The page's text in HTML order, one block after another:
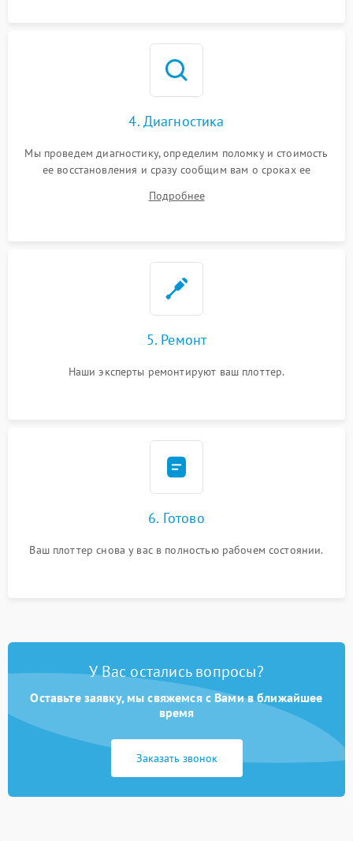
4. Диагностика
Мы проведем диагностику, определим поломку и стоимость
ее восстановления и сразу сообщим вам о сроках ее
Подробнее
5. Ремонт
Наши эксперты ремонтируют ваш плоттер.
6. Готово
Ваш плоттер снова у вас в полностью рабочем состоянии.
У Вас остались вопросы?
Оставьте заявку, мы свяжемся с Вами в ближайшее
время
Заказать звонок